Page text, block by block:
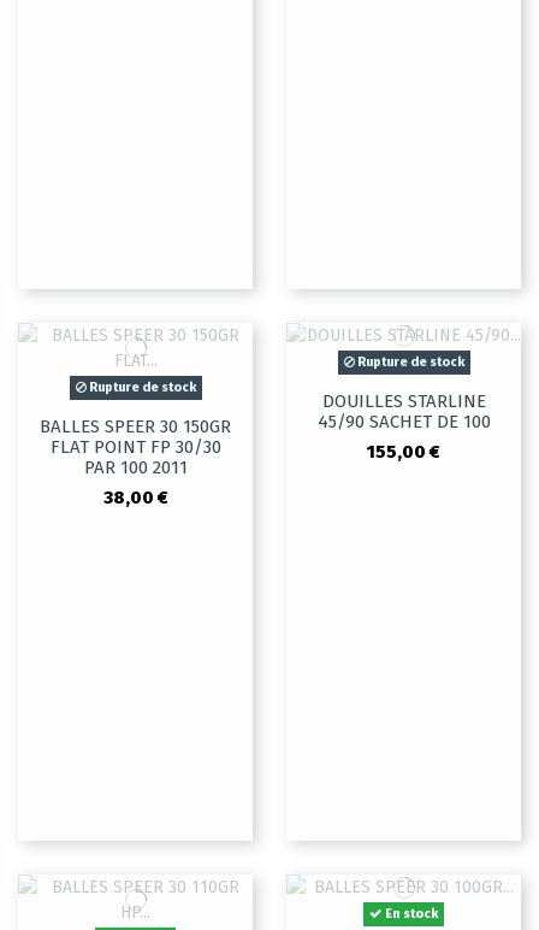
Rupture de stock
BALLES SPEER 30 150GR
FLAT POINT FP 30/30
PAR 100 2011
38,00 €
Rupture de stock
DOUILLES STARLINE
45/90 SACHET DE 100
155,00 €
En stock